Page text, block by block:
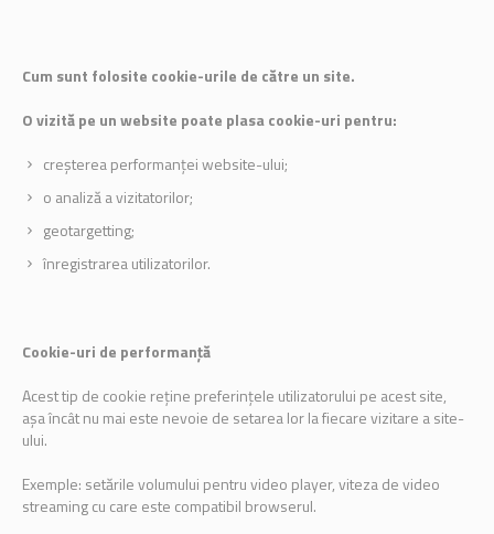
Cum sunt folosite cookie-urile de către un site.
O vizită pe un website poate plasa cookie-uri pentru:
creșterea performanței website-ului;
o analiză a vizitatorilor;
geotargetting;
înregistrarea utilizatorilor.
Cookie-uri de performanță
Acest tip de cookie reține preferințele utilizatorului pe acest site,
așa încât nu mai este nevoie de setarea lor la fiecare vizitare a site-
ului.
Exemple: setările volumului pentru video player, viteza de video
streaming cu care este compatibil browserul.